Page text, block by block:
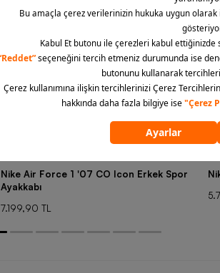
Nike Air Force 1 '07 CO Icon Erkek Spor
Ayakkabı
7.199,90 TL